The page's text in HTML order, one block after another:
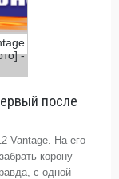
после
Vantage. На его
корону
с одной